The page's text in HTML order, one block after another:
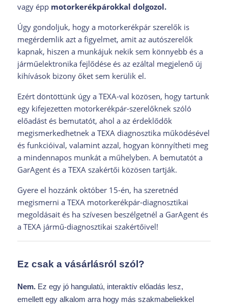
vagy épp motorkerékpárokkal dolgozol.
Úgy gondoljuk, hogy a motorkerékpár szerelők is
megérdemlik azt a figyelmet, amit az autószerelők
kapnak, hiszen a munkájuk nekik sem könnyebb és a
járműelektronika fejlődése és az ezáltal megjelenő új
kihívások bizony őket sem kerülik el.
Ezért döntöttünk úgy a TEXA-val közösen, hogy tartunk
egy kifejezetten motorkerékpár-szerelőknek szóló
előadást és bemutatót, ahol a az érdeklődők
megismerkedhetnek a TEXA diagnosztika működésével
és funkcióival, valamint azzal, hogyan könnyítheti meg
a mindennapos munkát a műhelyben. A bemutatót a
GarAgent és a TEXA szakértői közösen tartják.
Gyere el hozzánk október 15-én, ha szeretnéd
megismerni a TEXA motorkerékpár-diagnosztikai
megoldásait és ha szívesen beszélgetnél a GarAgent és
a TEXA jármű-diagnosztikai szakértőivel!
Ez csak a vásárlásról szól?
Nem.Ez egy jó hangulatú, interaktív előadás lesz,
emellett egy alkalom arra hogy más szakmabeliekkel